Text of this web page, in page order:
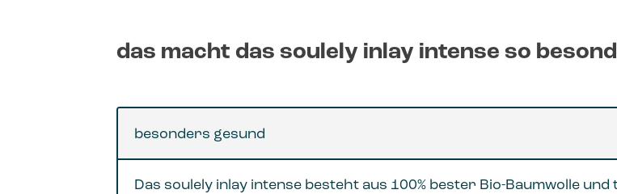
das macht das soulely inlay intense so
besonders gesund
Das soulely inlay intense besteht aus 100% bester Bio-Baumwolle und